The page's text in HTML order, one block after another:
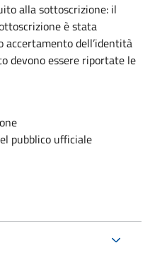
alla sottoscrizione: il
è stata
dell’identità
devono essere riportate le
pubblico ufficiale